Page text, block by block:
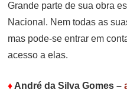
Grande parte de sua obra
Nacional. Nem todas as
mas pode-se entrar em
acesso a elas.
♦ André da Silva Gomes –